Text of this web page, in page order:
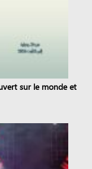
sur le monde et